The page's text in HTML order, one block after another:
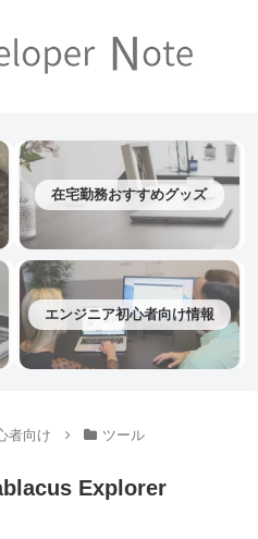
在宅勤務おすすめグッズ
エンジニア初心者向け情報
者向け ツール
Explorer